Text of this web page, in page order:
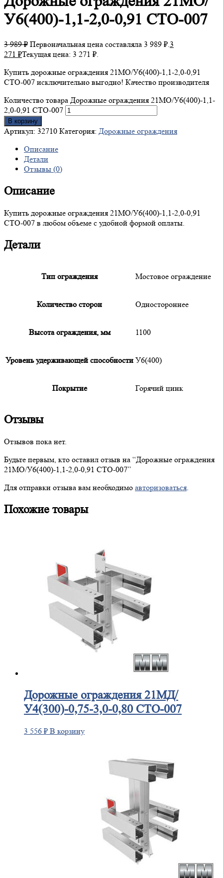
У6(400)-1,1-2,0-0,91 СТО-007
3 989₽ Первоначальная цена составляла 3 989 ₽.3
271 ₽Текущая цена: 3 271 ₽.
Купить дорожные ограждения 21МО/У6(400)-1,1-2,0-0,91
СТО-007 исключительно выгодно! Качество производителя
Количество товара Дорожные ограждения 21МО/У6(400)-1,1-
2,0-0,91 СТО-007
В корзину
Артикул: 32710 Категория: Дорожные ограждения
Описание
Детали
Отзывы (0)
Описание
Купить дорожные ограждения 21МО/У6(400)-1,1-2,0-0,91
СТО-007 в любом объеме с удобной формой оплаты.
Детали
Тип ограждения Мостовое ограждение
Количество сторон Одностороннее
Высота ограждения, мм 1100
Уровень удерживающей способности У6(400)
Покрытие Горячий цинк
Отзывы
Отзывов пока нет.
Будьте первым, кто оставил отзыв на “Дорожные ограждения
21МО/У6(400)-1,1-2,0-0,91 СТО-007”
Для отправки отзыва вам необходимо авторизоваться
Похожие товары
Дорожные ограждения 21МД/
У4(300)-0,75-3,0-0,80 СТО-007
3 556 ₽ В корзину